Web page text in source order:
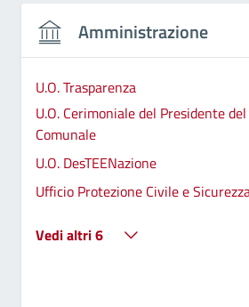
Amministrazione
U.O. Trasparenza
U.O. Cerimoniale del Presidente
Comunale
U.O. DesTEENazione
Ufficio Protezione Civile e
Vedi altri 6